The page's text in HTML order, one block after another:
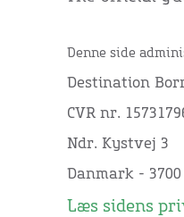
Denne side
Destination
CVR nr.
Ndr. Kystvej 3
Danmark - 3700
Læs sidens